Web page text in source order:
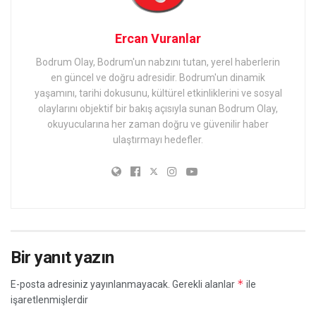
Ercan Vuranlar
Bodrum Olay, Bodrum'un nabzını tutan, yerel haberlerin
en güncel ve doğru adresidir. Bodrum'un dinamik
yaşamını, tarihi dokusunu, kültürel etkinliklerini ve sosyal
olaylarını objektif bir bakış açısıyla sunan Bodrum Olay,
okuyucularına her zaman doğru ve güvenilir haber
ulaştırmayı hedefler.
Bir yanıt yazın
E-posta adresiniz yayınlanmayacak. Gerekli alanlar * ile
işaretlenmişlerdir